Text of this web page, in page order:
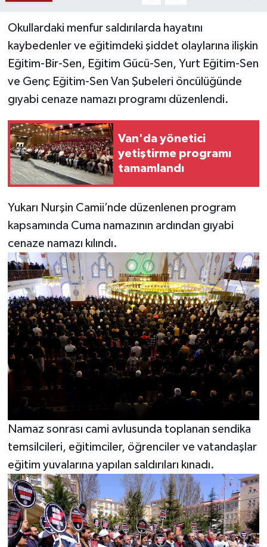
Okullardaki menfur saldırılarda hayatını
kaybedenler ve eğitimdeki şiddet olaylarına ilişkin
Eğitim-Bir-Sen, Eğitim Gücü-Sen, Yurt Eğitim-Sen
ve Genç Eğitim-Sen Van Şubeleri öncülüğünde
gıyabi cenaze namazı programı düzenlendi.
Van'da yönetici
yetiştirme programı
tamamlandı
Yukarı Nurşin Camii’nde düzenlenen program
kapsamında Cuma namazının ardından gıyabi
cenaze namazı kılındı.
Namaz sonrası cami avlusunda toplanan sendika
temsilcileri, eğitimciler, öğrenciler ve vatandaşlar
eğitim yuvalarına yapılan saldırıları kınadı.